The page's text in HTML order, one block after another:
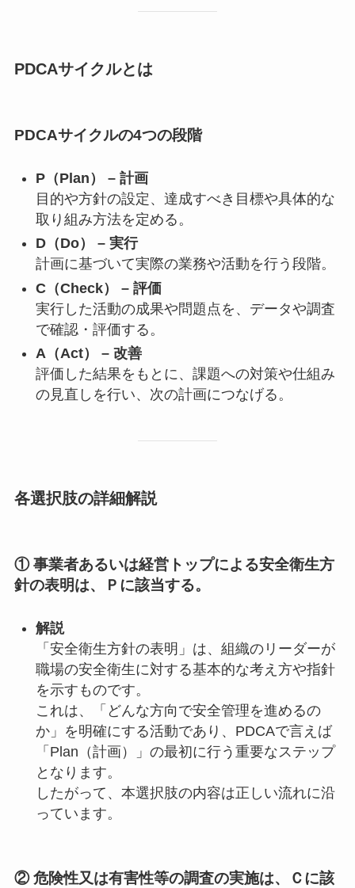
PDCAサイクルとは
PDCAサイクルの4つの段階
P（Plan） – 計画
目的や方針の設定、達成すべき目標や具体的な
取り組み方法を定める。
D（Do） – 実行
計画に基づいて実際の業務や活動を行う段階。
C（Check） – 評価
実行した活動の成果や問題点を、データや調査
で確認・評価する。
A（Act） – 改善
評価した結果をもとに、課題への対策や仕組み
の見直しを行い、次の計画につなげる。
各選択肢の詳細解説
① 事業者あるいは経営トップによる安全衛生方
針の表明は、Ｐに該当する。
解説
「安全衛生方針の表明」は、組織のリーダーが
職場の安全衛生に対する基本的な考え方や指針
を示すものです。
これは、「どんな方向で安全管理を進めるの
か」を明確にする活動であり、PDCAで言えば
「Plan（計画）」の最初に行う重要なステップ
となります。
したがって、本選択肢の内容は正しい流れに沿
っています。
② 危険性又は有害性等の調査の実施は、Ｃに該